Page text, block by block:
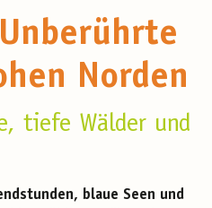
Norden
tiefe Wälder und
blaue Seen und